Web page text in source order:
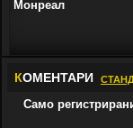
Монреал
КОМЕНТАРИ
Само